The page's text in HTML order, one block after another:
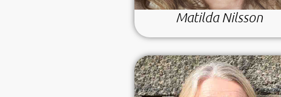
Matilda Nilsson